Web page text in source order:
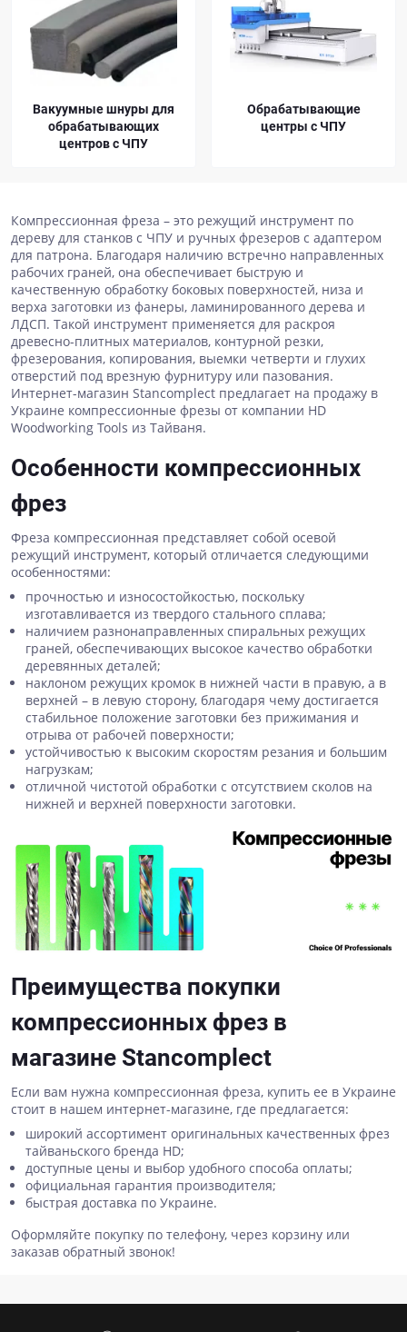
Вакуумные шнуры для
обрабатывающих
центров с ЧПУ
Обрабатывающие
центры с ЧПУ
Компрессионная фреза – это режущий инструмент по
дереву для станков с ЧПУ и ручных фрезеров с адаптером
для патрона. Благодаря наличию встречно направленных
рабочих граней, она обеспечивает быструю и
качественную обработку боковых поверхностей, низа и
верха заготовки из фанеры, ламинированного дерева и
ЛДСП. Такой инструмент применяется для раскроя
древесно-плитных материалов, контурной резки,
фрезерования, копирования, выемки четверти и глухих
отверстий под врезную фурнитуру или пазования.
Интернет-магазин Stancomplect предлагает на продажу в
Украине компрессионные фрезы от компании HD
Woodworking Tools из Тайваня.
Особенности компрессионных
фрез
Фреза компрессионная представляет собой осевой
режущий инструмент, который отличается следующими
особенностями:
прочностью и износостойкостью, поскольку
изготавливается из твердого стального сплава;
наличием разнонаправленных спиральных режущих
граней, обеспечивающих высокое качество обработки
деревянных деталей;
наклоном режущих кромок в нижней части в правую, а в
верхней – в левую сторону, благодаря чему достигается
стабильное положение заготовки без прижимания и
отрыва от рабочей поверхности;
устойчивостью к высоким скоростям резания и большим
нагрузкам;
отличной чистотой обработки с отсутствием сколов на
нижней и верхней поверхности заготовки.
Преимущества покупки
компрессионных фрез в
магазине Stancomplect
Если вам нужна компрессионная фреза, купить ее в Украине
стоит в нашем интернет-магазине, где предлагается:
широкий ассортимент оригинальных качественных фрез
тайваньского бренда HD;
доступные цены и выбор удобного способа оплаты;
официальная гарантия производителя;
быстрая доставка по Украине.
Оформляйте покупку по телефону, через корзину или
заказав обратный звонок!